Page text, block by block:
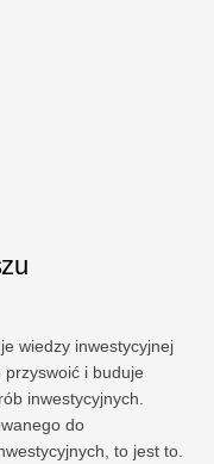
wiedzy inwestycyjnej
i buduje
inwestycyjnych.
do
to jest to.